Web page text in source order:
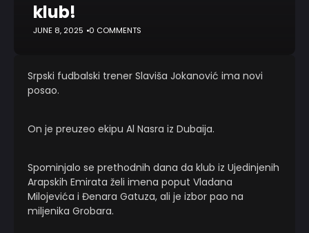
klub!
JUNE 8, 2025 0 COMMENTS
Srpski fudbalski trener Slaviša Jokanović ima novi
posao.
On je preuzeo ekipu Al Nasra iz Dubaija.
Spominjalo se prethodnih dana da klub iz Ujedinjenih
Arapskih Emirata želi imena poput Vladana
Milojevića i Đenara Gatuza, ali je izbor pao na
miljenika Grobara.